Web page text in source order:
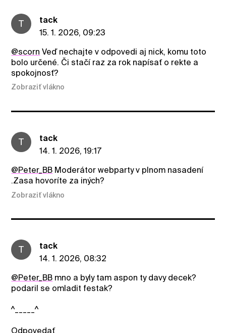
T
tack
15. 1. 2026, 09:23
@scorn Veď nechajte v odpovedi aj nick, komu toto
bolo určené. Či stačí raz za rok napísať o rekte a
spokojnosť?
Zobraziť vlákno
T
tack
14. 1. 2026, 19:17
@Peter_BB Moderátor webparty v plnom nasadení
.Zasa hovoríte za iných?
Zobraziť vlákno
T
tack
14. 1. 2026, 08:32
@Peter_BB mno a byly tam aspon ty davy decek?
podaril se omladit festak?
^_____^
Odpovedať